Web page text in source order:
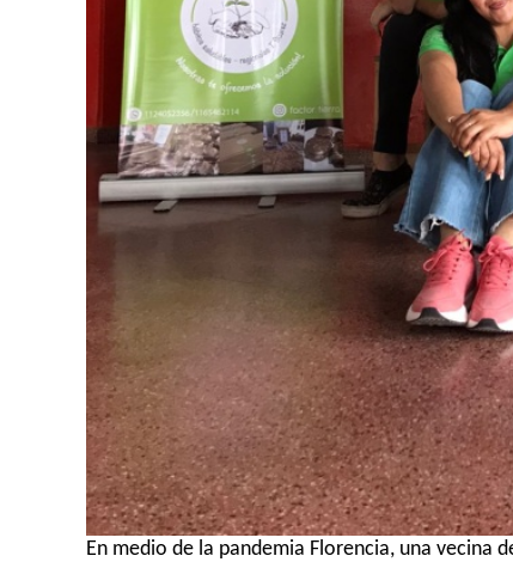
En medio de la pandemia Florencia, una vecina